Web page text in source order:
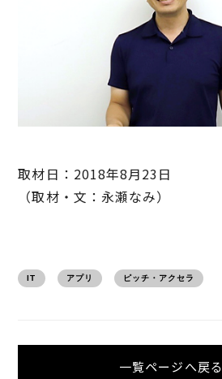
取材日：2018年8月23日
（取材・文：永瀬なみ）
IT アプリ ピッチ・アクセラ
一覧ページへ戻る